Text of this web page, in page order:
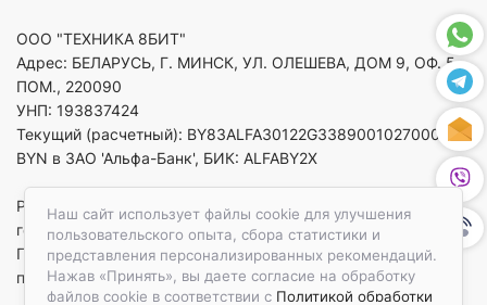
Наш сайт использует файлы cookie для улучшения
пользовательского опыта, сбора статистики и
представления персонализированных рекомендаций.
Нажав «Принять», вы даете согласие на обработку
файлов cookie в соответствии с Политикой обработки
ООО "ТЕХНИКА 8БИТ"
Адрес: БЕЛАРУСЬ, Г. МИНСК, УЛ. ОЛЕШЕВА, ДОМ 9, ОФ. 5,
ПОМ., 220090
УНП: 193837424
Текущий (расчетный): BY83ALFA30122G33890010270000 в
BYN в ЗАО 'Альфа-Банк', БИК: ALFABY2X
Регистрация в торговом реестре от 14.08.2025 Минский
горисполком
По вопросам защиты прав потребителей
приемная:+375173783412